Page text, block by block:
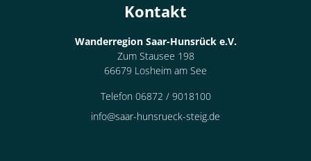
Kontakt
Wanderregion Saar-Hunsrück e.V.
Zum Stausee 198
66679 Losheim am See
Telefon 06872 / 9018100
info@saar-hunsrueck-steig.de